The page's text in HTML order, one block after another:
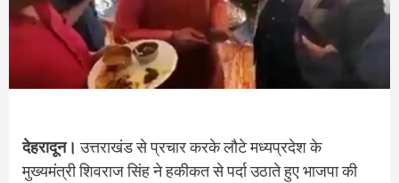
देहरादून। उत्तराखंड से प्रचार करके लौटे मध्यप्रदेश के
मुख्यमंत्री शिवराज सिंह ने हकीकत से पर्दा उठाते हुए भाजपा की